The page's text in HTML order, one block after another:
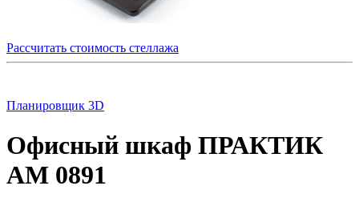
Рассчитать стоимость стеллажа
Планировщик 3D
Офисный шкаф ПРАКТИК
AM 0891